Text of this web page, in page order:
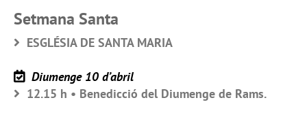
Setmana Santa
ESGLÉSIA DE SANTA MARIA
Diumenge 10 d’abril
12.15 h • Benedicció del Diumenge de Rams.